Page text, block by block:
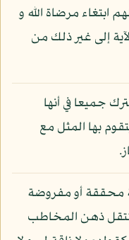
ابتغاء مرضاة الله و
إلى غير ذلك من
جميعا في أنها
بها المثل مع
محققة أو مفروضة
ذهن المخاطب